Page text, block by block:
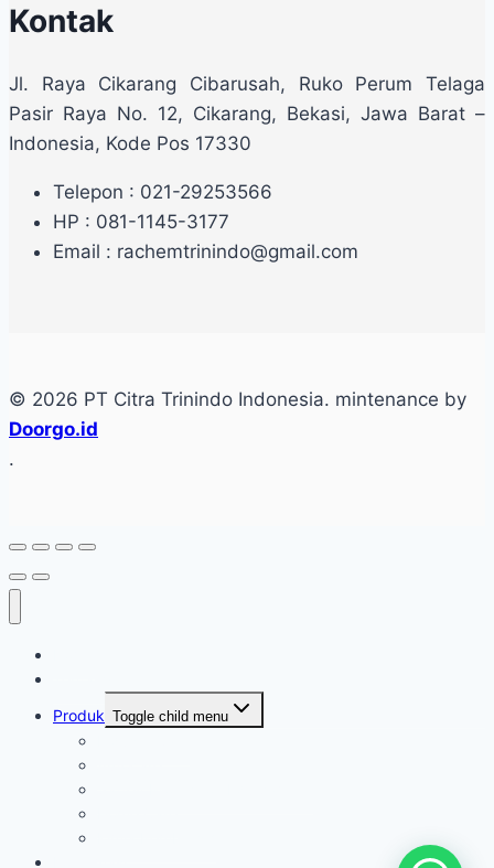
Kontak
Jl. Raya Cikarang Cibarusah, Ruko Perum Telaga
Pasir Raya No. 12, Cikarang, Bekasi, Jawa Barat –
Indonesia, Kode Pos 17330
Telepon : 021-29253566
HP : 081-1145-3177
Email : rachemtrinindo@gmail.com
© 2026 PT Citra Trinindo Indonesia. mintenance by
Doorgo.id
.
Produk Toggle child menu